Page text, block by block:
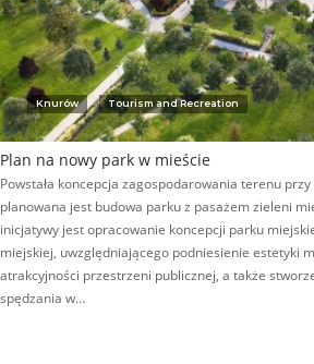
Knurów Tourism and Recreation
Plan na nowy park w mieście
Powstała koncepcja zagospodarowania terenu
planowana jest budowa parku z pasażem zieleni
inicjatywy jest opracowanie koncepcji parku
miejskiej, uwzględniającego podniesienie estetyki
atrakcyjności przestrzeni publicznej, a także
spędzania w…